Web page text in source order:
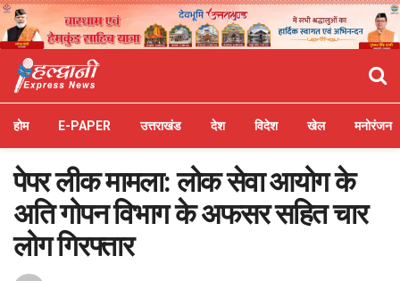
होम E-PAPER उत्तराखंड देश विदेश खेल मनोरंजन
पेपर लीक मामला: लोक सेवा आयोग के
अति गोपन विभाग के अफसर सहित चार
लोग गिरफ्तार